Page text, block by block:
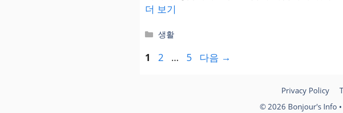
더 보기
카
고
생활
페
1
페
2 …
페
5 다음 →
Privacy Policy
© 2026 Bonjour's Info